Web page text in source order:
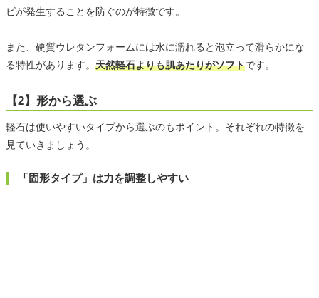
ビが発生することを防ぐのが特徴です。
また、硬質ウレタンフォームには水に濡れると泡立って滑らかにな
る特性があります。 天然軽石よりも肌あたりがソフトです。
【2】形から選ぶ
軽石は使いやすいタイプから選ぶのもポイント。それぞれの特徴を
見ていきましょう。
「固形タイプ」は力を調整しやすい